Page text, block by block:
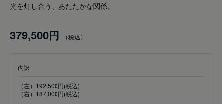
光を灯し合う、あたたかな関係。
379,500円
内訳
（左）192,500円(税込)
（右）187,000円(税込)